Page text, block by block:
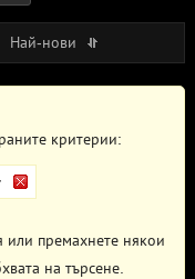
Най-нови
критерии:
или премахнете някои
на търсене.